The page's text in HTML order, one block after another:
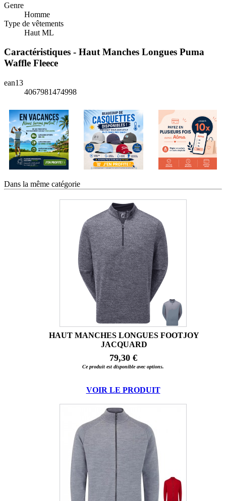
Genre
Homme
Type de vêtements
Haut ML
Caractéristiques - Haut Manches Longues Puma
Waffle Fleece
ean13
4067981474998
Dans la même catégorie
HAUT MANCHES LONGUES FOOTJOY
JACQUARD
79,30 €
Ce produit est disponible avec options.
VOIR LE PRODUIT